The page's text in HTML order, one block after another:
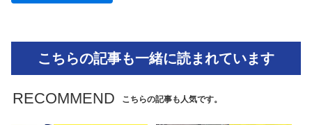
こちらの記事も一緒に読まれています
RECOMMEND こちらの記事も人気です。